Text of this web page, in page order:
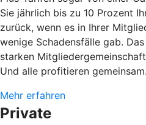
Sie jährlich bis zu 10 Prozent
zurück, wenn es in Ihrer
wenige Schadensfälle gab.
starken
Und alle profitieren gemeinsam.
Mehr erfahren
Private